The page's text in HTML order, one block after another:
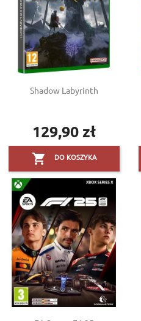
Shadow Labyrinth
Cena
129,90 zł
 DO KOSZYKA